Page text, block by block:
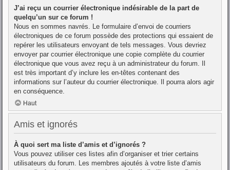
J’ai reçu un courrier électronique indésirable de la part de
quelqu’un sur ce forum !
Nous en sommes navrés. Le formulaire d’envoi de courriers
électroniques de ce forum possède des protections qui essaient de
repérer les utilisateurs envoyant de tels messages. Vous devriez
envoyer par courrier électronique une copie complète du courrier
électronique que vous avez reçu à un administrateur du forum. Il
est très important d’y inclure les en-têtes contenant des
informations sur l’auteur du courrier électronique. Il pourra alors agir
en conséquence.
Haut
Amis et ignorés
À quoi sert ma liste d’amis et d’ignorés ?
Vous pouvez utiliser ces listes afin d’organiser et trier certains
utilisateurs du forum. Les membres ajoutés à votre liste d’amis